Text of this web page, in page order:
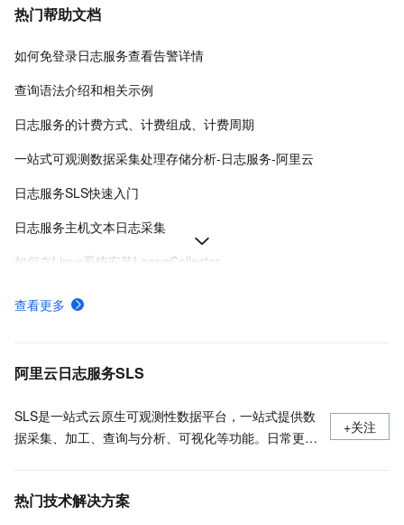
热门帮助文档
如何免登录日志服务查看告警详情
查询语法介绍和相关示例
日志服务的计费方式、计费组成、计费周期
一站式可观测数据采集处理存储分析-日志服务-阿里云
日志服务SLS快速入门
日志服务主机文本日志采集
如何在Linux系统安装LoongCollector
日志服务各地域接入地址-日志服务-阿里云
日志服务安装、运行、升级、卸载Logtail
查看更多
阿里云日志服务SLS
SLS是一站式云原生可观测性数据平台，一站式提供数
据采集、加工、查询与分析、可视化等功能。日常更新
+关注
热门技术解决方案